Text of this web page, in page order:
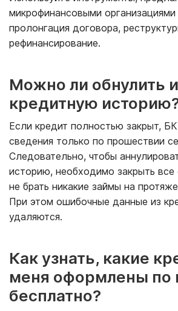
микрофинансовыми организациями
пролонгация договора,
рефинансирование.
Можно ли обнулить
кредитную
Если кредит полностью закрыт,
сведения только по прошествии
Следовательно, чтобы
историю, необходимо закрыть все
не брать никакие займы на
При этом ошибочные данные из
удаляются.
Как узнать, какие
меня оформлены по
бесплатно?